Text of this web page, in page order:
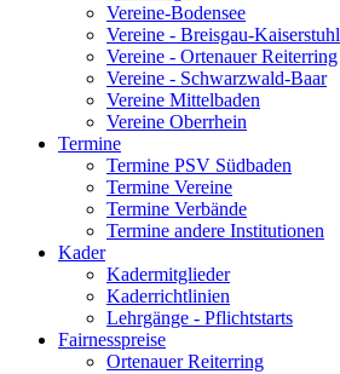
Vereine-Bodensee
Vereine - Breisgau-Kaiserstuhl
Vereine - Ortenauer Reiterring
Vereine - Schwarzwald-Baar
Vereine Mittelbaden
Vereine Oberrhein
Termine
Termine PSV Südbaden
Termine Vereine
Termine Verbände
Termine andere Institutionen
Kader
Kadermitglieder
Kaderrichtlinien
Lehrgänge - Pflichtstarts
Fairnesspreise
Ortenauer Reiterring